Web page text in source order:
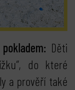
Děti
do které
a prověří také